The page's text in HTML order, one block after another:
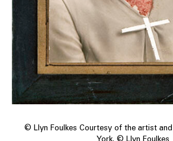
© Llyn Foulkes Courtesy of the artist
York. © Llyn Foulkes